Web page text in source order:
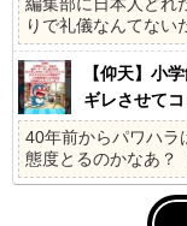
りで礼儀なんてない
【仰天】小
ギレさせて
了、小学館
40年前からパワハラ
態度とるのかなあ？